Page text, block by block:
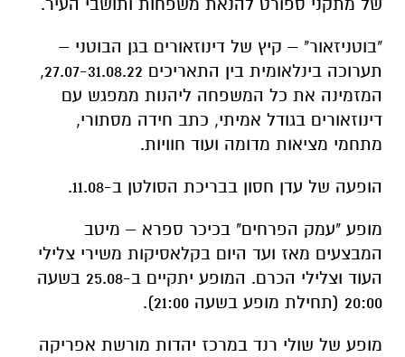
של מתקני ספורט להנאת משפחות ותושבי העיר.
"בוטניזאור" – קיץ של דינוזאורים בגן הבוטני –
תערוכה בינלאומית בין התאריכים 27.07-31.08.22,
המזמינה את כל המשפחה ליהנות ממפגש עם
דינוזאורים בגודל אמיתי, כתב חידה מסתורי,
מתחמי מציאות מדומה ועוד חוויות.
הופעה של עדן חסון בבריכת הסולטן ב-11.08.
מופע "עמק הפרחים" בכיכר ספרא – מיטב
המבצעים מאז ועד היום בקלאסיקות משירי צלילי
העוד וצלילי הכרם. המופע יתקיים ב-25.08 בשעה
20:00 (תחילת מופע בשעה 21:00).
מופע של שולי רנד במרכז יהדות מורשת אפריקה